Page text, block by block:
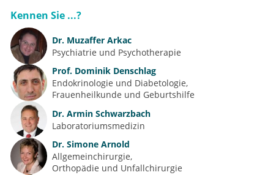
Kennen Sie ...?
Dr. Muzaffer Arkac
Psychiatrie und Psychotherapie
Prof. Dominik Denschlag
Endokrinologie und Diabetologie
Frauenheilkunde und Geburtshilfe
Dr. Armin Schwarzbach
Laboratoriumsmedizin
Dr. Simone Arnold
Allgemeinchirurgie
Orthopädie und Unfallchirurgie